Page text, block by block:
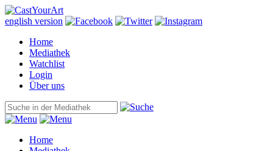
english version
Home
Mediathek
Watchlist
Login
Über uns
Home